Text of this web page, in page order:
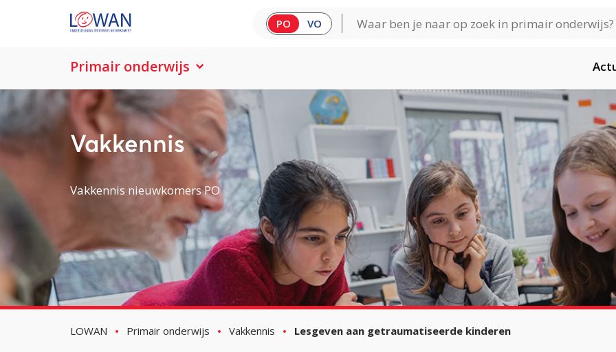
PO VO
Primair onderwijs
Vakkennis
Vakkennis nieuwkomers PO
LOWAN Primair onderwijs Vakkennis Lesgeven aan getraumatiseerde kinderen